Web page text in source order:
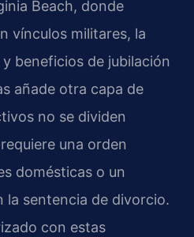
Beach, donde
vínculos militares, la
beneficios de jubilación
añade otra capa de
no se dividen
una orden
domésticas o un
la sentencia de divorcio.
con estas